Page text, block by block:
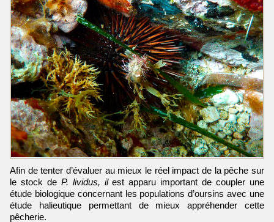
Afin de tenter d’évaluer au mieux le réel impact de la pêche sur
le stock de P. lividus, ilest apparu important de coupler une
étude biologique concernant les populations d’oursins avec une
étude halieutique permettant de mieux appréhender cette
pêcherie.